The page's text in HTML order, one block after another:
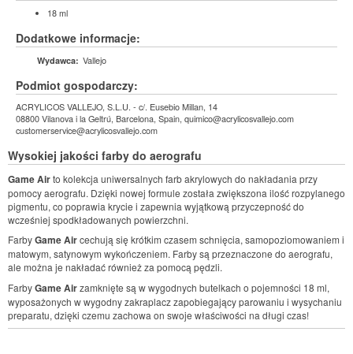
18 ml
Dodatkowe informacje:
Wydawca: Vallejo
Podmiot gospodarczy:
ACRYLICOS VALLEJO, S.L.U. - c/. Eusebio Millan, 14
08800 Vilanova i la Geltrú, Barcelona, Spain, quimico@acrylicosvallejo.com
customerservice@acrylicosvallejo.com
Wysokiej jakości farby do aerografu
Game Airto kolekcja uniwersalnych farb akrylowych do nakładania przy
pomocy aerografu. Dzięki nowej formule została zwiększona ilość rozpylanego
pigmentu, co poprawia krycie i zapewnia wyjątkową przyczepność do
wcześniej spodkładowanych powierzchni.
FarbyGame Aircechują się krótkim czasem schnięcia, samopoziomowaniem i
matowym, satynowym wykończeniem. Farby są przeznaczone do aerografu,
ale można je nakładać również za pomocą pędzli.
FarbyGame Airzamknięte są w wygodnych butelkach o pojemności 18 ml,
wyposażonych w wygodny zakraplacz zapobiegający parowaniu i wysychaniu
preparatu, dzięki czemu zachowa on swoje właściwości na długi czas!